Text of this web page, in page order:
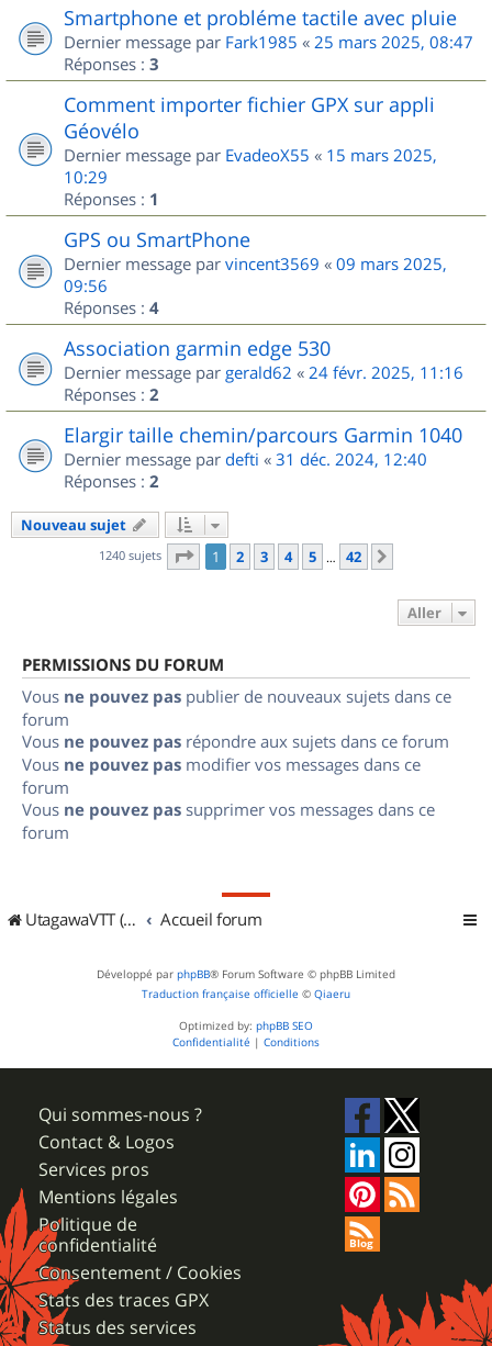
Smartphone et probléme tactile avec pluie
Dernier message par Fark1985 « 25 mars 2025, 08:47
Réponses : 3
Comment importer fichier GPX sur appli
Géovélo
Dernier message par EvadeoX55 « 15 mars 2025,
10:29
Réponses : 1
GPS ou SmartPhone
Dernier message par vincent3569 « 09 mars 2025,
09:56
Réponses : 4
Association garmin edge 530
Dernier message par gerald62 « 24 févr. 2025, 11:16
Réponses : 2
Elargir taille chemin/parcours Garmin 1040
Dernier message par defti « 31 déc. 2024, 12:40
Réponses : 2
Nouveau sujet
1240 sujets Page 1sur
1 2 3 4 5 … 42
Aller
PERMISSIONS DU FORUM
Vous ne pouvez pas publier de nouveaux sujets dans ce
forum
Vous ne pouvez pas répondre aux sujets dans ce forum
Vous ne pouvez pas modifier vos messages dans ce
forum
Vous ne pouvez pas supprimer vos messages dans ce
forum
UtagawaVTT (Randos VTT et VTTAE avec traces GPS) Accueil forum
Développé par phpBB® Forum Software © phpBB Limited
Traduction française officielle © Qiaeru
Optimized by: phpBB SEO
Confidentialité | Conditions
Qui sommes-nous ?
Contact & Logos
Services pros
Mentions légales
Politique de
confidentialité
Consentement / Cookies
Stats des traces GPX
Status des services